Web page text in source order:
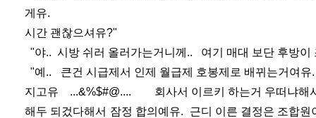
게유.
시간 괜찮으셔유?"
"야.. 시방 쉬러 올러가는거니께.. 여기 매대 보단 후방이
"예.. 큰건 시급제서 인제 월급제 호봉제로 배뀌는거여
지고유 ...&%$#@.... 회사서 이르키 하는거 우떠냐해
해두 되겄다해서 잠정 합의예유. 근디 이른 결정은 조합